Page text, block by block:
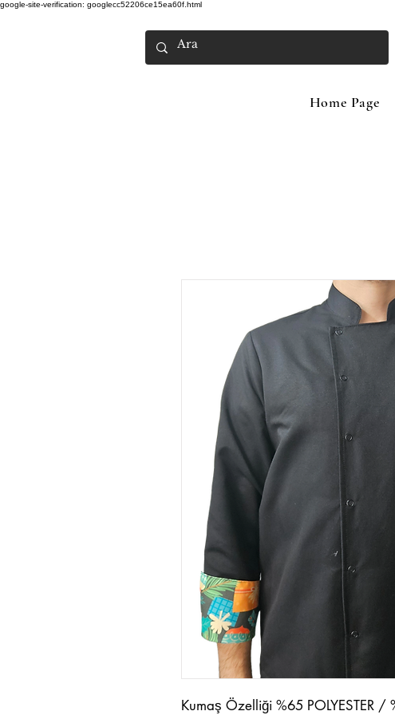
google-site-verification: googlecc52206ce15ea60f.html
Home Page
Kumaş Özelliği %65 POLYESTER